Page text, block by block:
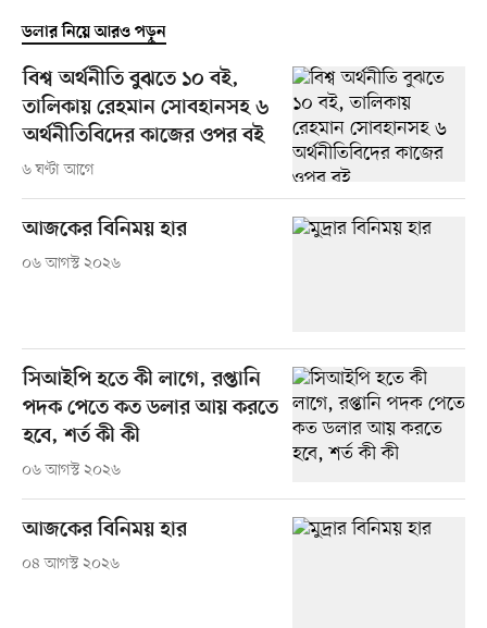
ডলার নিয়ে আরও পড়ুন
বিশ্ব অর্থনীতি বুঝতে ১০ বই,
তালিকায় রেহমান সোবহানসহ ৬
অর্থনীতিবিদের কাজের ওপর বই
৬ ঘণ্টা আগে
আজকের বিনিময় হার
০৬ আগস্ট ২০২৬
সিআইপি হতে কী লাগে, রপ্তানি
পদক পেতে কত ডলার আয় করতে
হবে, শর্ত কী কী
০৬ আগস্ট ২০২৬
আজকের বিনিময় হার
০৪ আগস্ট ২০২৬